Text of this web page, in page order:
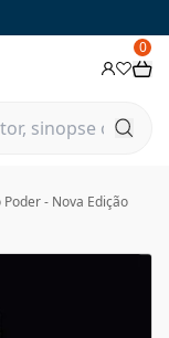
0
Poder - Nova Edição